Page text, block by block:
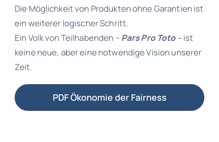
Die Möglichkeit von Produkten ohne Garantien ist
ein weiterer logischer Schritt.
Ein Volk von Teilhabenden – Pars Pro Toto – ist
keine neue, aber eine notwendige Vision unserer
Zeit.
PDF Ökonomie der Fairness